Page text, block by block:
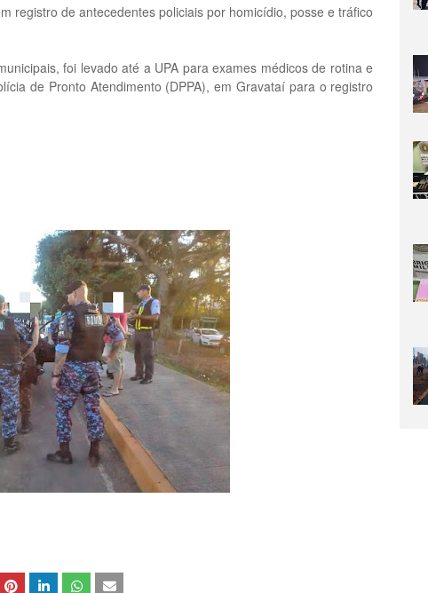
registro de antecedentes policiais por homicídio, posse e tráfico
foi levado até a UPA para exames médicos de rotina e
de Pronto Atendimento (DPPA), em Gravataí para o registro